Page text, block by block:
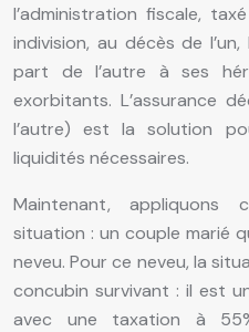
l’administration fiscale,
indivision, au décès de
part de l’autre à ses
exorbitants. L’assurance
l’autre) est la solution
liquidités nécessaires.
Maintenant,
situation : un couple marié
neveu. Pour ce neveu, la
concubin survivant : il est
avec une taxation à